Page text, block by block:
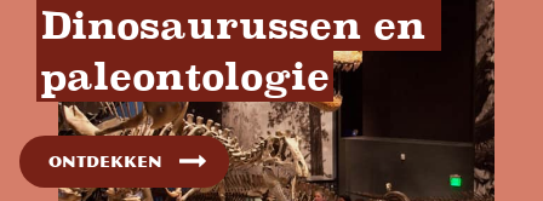
Dinosaurussen en
paleontologie
Ontdekken